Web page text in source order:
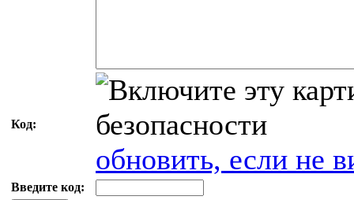
Код:
обновить, если не
Введите код: